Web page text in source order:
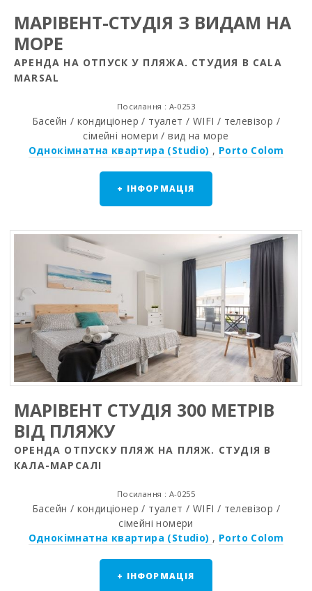
МАРІВЕНТ-СТУДІЯ З ВИДАМ НА
МОРЕ
АРЕНДА НА ОТПУСК У ПЛЯЖА. СТУДИЯ В CALA
MARSAL
Посилання : A-0253
Басейн / кондиціонер / туалет / WIFI / телевізор /
сімейні номери / вид на море
Однокімнатна квартира (Studio) , Porto Colom
+ ІНФОРМАЦІЯ
МАРІВЕНТ СТУДІЯ 300 МЕТРІВ
ВІД ПЛЯЖУ
ОРЕНДА ОТПУСКУ ПЛЯЖ НА ПЛЯЖ. СТУДІЯ В
КАЛА-МАРСАЛІ
Посилання : A-0255
Басейн / кондиціонер / туалет / WIFI / телевізор /
сімейні номери
Однокімнатна квартира (Studio) , Porto Colom
+ ІНФОРМАЦІЯ